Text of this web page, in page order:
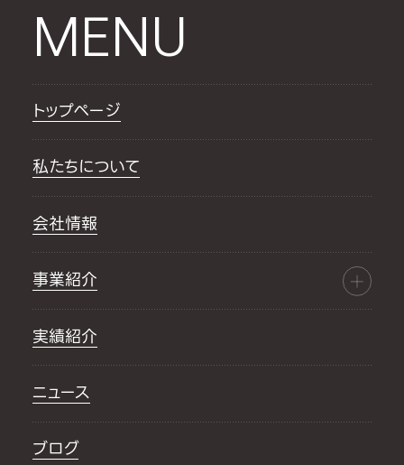
MENU
トップページ
私たちについて
会社情報
事業紹介
実績紹介
ニュース
ブログ